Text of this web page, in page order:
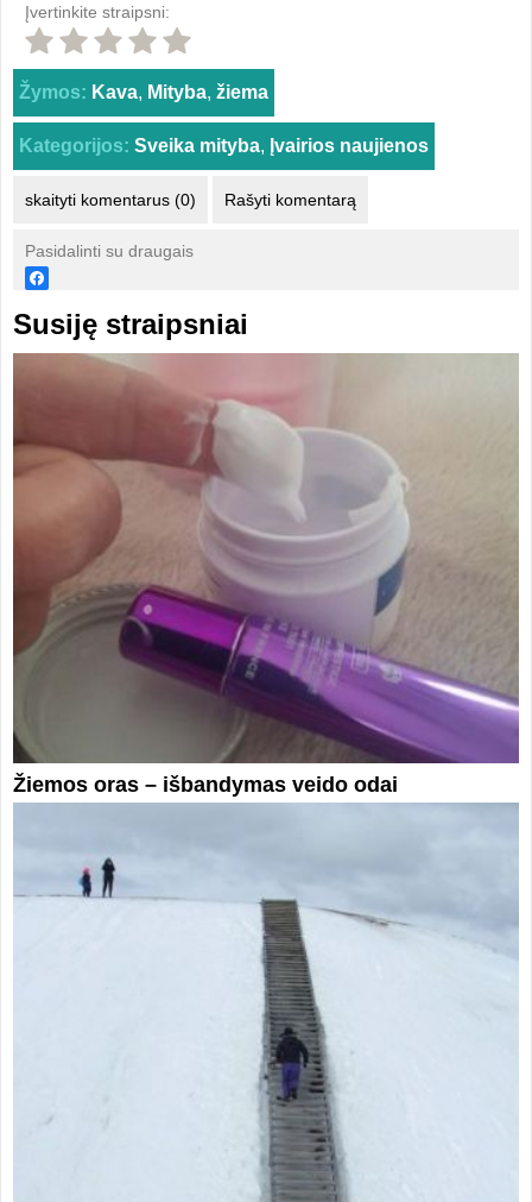
Įvertinkite straipsni:
Žymos: Kava, Mityba, žiema
Kategorijos: Sveika mityba, Įvairios naujienos
skaityti komentarus (0) Rašyti komentarą
Pasidalinti su draugais
Susiję straipsniai
Žiemos oras – išbandymas veido odai